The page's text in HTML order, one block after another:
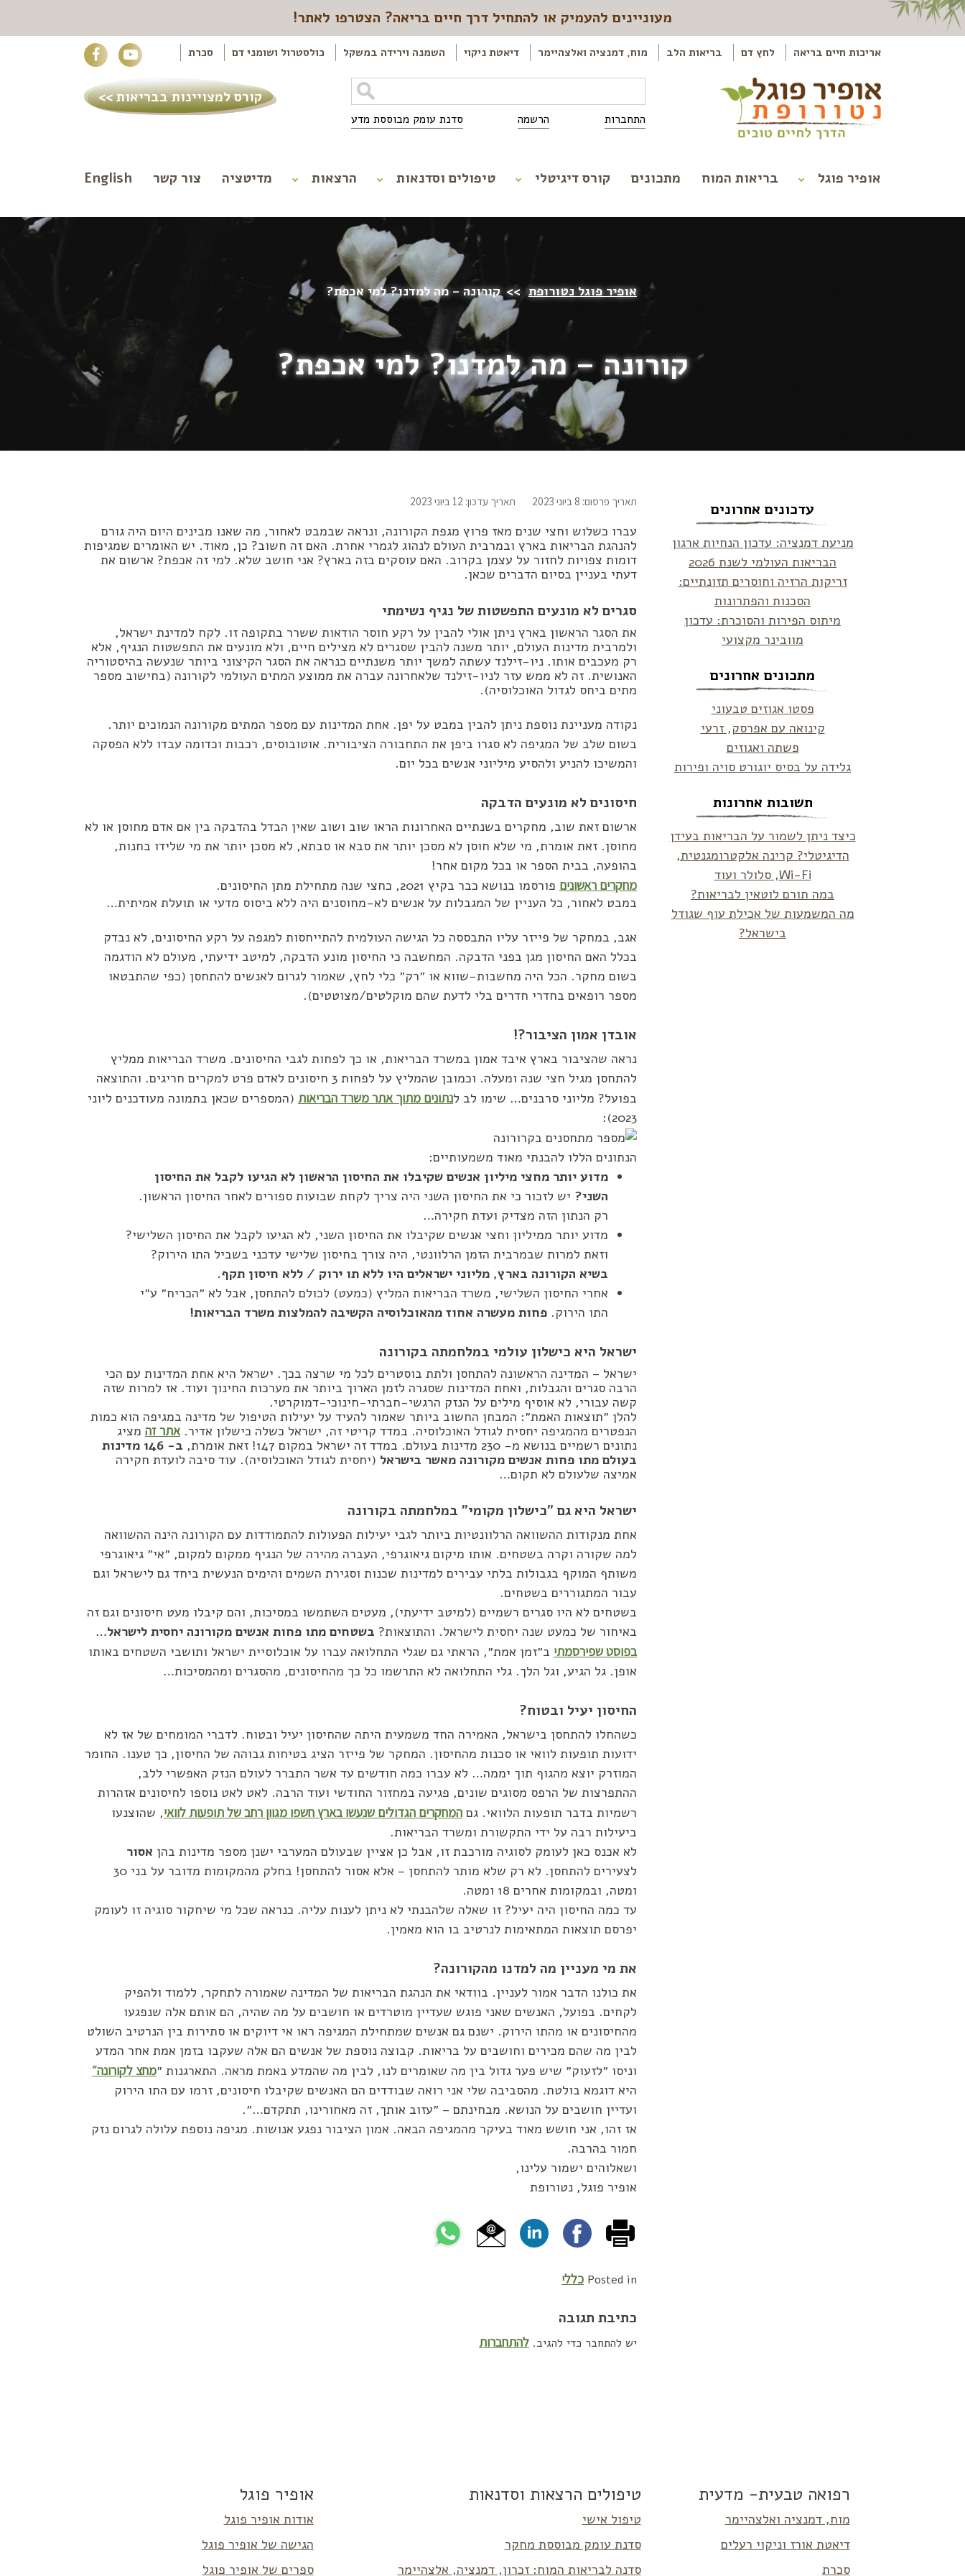
מעוניינים להעמיק או להתחיל דרך חיים בריאה? הצטרפו לאתר!
אריכות חיים בריאה לחץ דם בריאות הלב מוח, דמנציה ואלצהיימר דיאטת ניקוי השמנה וירידה במשקל כולסטרול ושומני דם סכרת
התחברות הרשמה סדנת עומק מבוססת מדע
קורס למצויינות בבריאות >>
אופיר פוגל בריאות המוח מתכונים קורס דיגיטלי טיפולים וסדנאות הרצאות מדיטציה צור קשר English
אופיר פוגל נטורופת >> קורונה – מה למדנו? למי אכפת?
קורונה – מה למדנו? למי אכפת?
תאריך פרסום: 8 ביוני 2023 תאריך עדכון: 12 ביוני 2023
עברו כשלוש וחצי שנים מאז פרוץ מגפת הקורונה, ונראה שבמבט לאחור, מה שאנו מבינים היום היה גורם
להנהגת הבריאות בארץ ובמרבית העולם לנהוג לגמרי אחרת. האם זה חשוב? כן, מאוד. יש האומרים שמגיפות
דומות צפויות לחזור על עצמן בקרוב. האם עוסקים בזה בארץ? אני חושב שלא. למי זה אכפת? ארשום את
דעתי בעניין בסיום הדברים שכאן.
סגרים לא מונעים התפשטות של נגיף נשימתי
את הסגר הראשון בארץ ניתן אולי להבין על רקע חוסר הודאות ששרר בתקופה זו. לקח למדינת ישראל,
ולמרבית מדינות העולם, יותר משנה להבין שסגרים לא מצילים חיים, ולא מונעים את התפשטות הנגיף, אלא
רק מעכבים אותו. ניו-זילנד עשתה למשך יותר משנתיים כנראה את הסגר הקיצוני ביותר שנעשה בהיסטוריה
האנושית. זה לא ממש עזר לניו-זילנד שלאחרונה עברה את ממוצע המתים העולמי לקורונה (בחישוב מספר
מתים ביחס לגדול האוכלוסיה).
נקודה מעניינת נוספת ניתן להבין במבט על יפן. אחת המדינות עם מספר המתים מקורונה הנמוכים יותר.
בשום שלב של המגיפה לא סגרו ביפן את התחבורה הציבורית. אוטובוסים, רכבות וכדומה עבדו ללא הפסקה
והמשיכו להניע ולהסיע מיליוני אנשים בכל יום.
חיסונים לא מונעים הדבקה
ארשום זאת שוב, מחקרים בשנתיים האחרונות הראו שוב ושוב שאין הבדל בהדבקה בין אם אדם מחוסן או לא
מחוסן. זאת אומרת, מי שלא חוסן לא מסכן יותר את סבא או סבתא, לא מסכן יותר את מי שלידו בחנות,
בהופעה, בבית הספר או בכל מקום אחר!
מחקרים ראשונים פורסמו בנושא כבר בקיץ 2021, כחצי שנה מתחילת מתן החיסונים.
במבט לאחור, כל העניין של המגבלות על אנשים לא-מחוסנים היה ללא ביסוס מדעי או תועלת אמיתית…
אגב, במחקר של פייזר עליו התבססה כל הגישה העולמית להתייחסות למגפה על רקע החיסונים, לא נבדק
בכלל האם החיסון מגן בפני הדבקה. המחשבה כי החיסון מונע הדבקה, למיטב ידיעתי, מעולם לא הודגמה
בשום מחקר. הכל היה מחשבות-שווא או ״רק״ כלי לחץ, שאמור לגרום לאנשים להתחסן (כפי שהתבטאו
מספר רופאים בחדרי חדרים בלי לדעת שהם מוקלטים/מצוטטים).
אובדן אמון הציבור?!
נראה שהציבור בארץ איבד אמון במשרד הבריאות, או כך לפחות לגבי החיסונים. משרד הבריאות ממליץ
להתחסן מגיל חצי שנה ומעלה. וכמובן שהמליץ על לפחות 3 חיסונים לאדם פרט למקרים חריגים. והתוצאה
בפועל? מליוני סרבנים… שימו לב לנתונים מתוך אתר משרד הבריאות (המספרים שכאן בתמונה מעודכנים ליוני
2023):
הנתונים הללו להבנתי מאוד משמעותיים:
מדוע יותר מחצי מיליון אנשים שקיבלו את החיסון הראשון לא הגיעו לקבל את החיסון
השני? יש לזכור כי את החיסון השני היה צריך לקחת שבועות ספורים לאחר החיסון הראשון.
רק הנתון הזה מצדיק ועדת חקירה…
מדוע יותר ממיליון וחצי אנשים שקיבלו את החיסון השני, לא הגיעו לקבל את החיסון השלישי?
וזאת למרות שבמרבית הזמן הרלוונטי, היה צורך בחיסון שלישי עדכני בשביל התו הירוק?
בשיא הקורונה בארץ, מליוני ישראלים היו ללא תו ירוק / ללא חיסון תקף.
אחרי החיסון השלישי, משרד הבריאות המליץ (כמעט) לכולם להתחסן, אבל לא ״הכריח״ ע״י
התו הירוק. פחות מעשרה אחוז מהאוכלוסיה הקשיבה להמלצות משרד הבריאות!
ישראל היא כישלון עולמי במלחמתה בקורונה
ישראל – המדינה הראשונה להתחסן ולתת בוסטרים לכל מי שרצה בכך. ישראל היא אחת המדינות עם הכי
הרבה סגרים והגבלות, ואחת המדינות שסגרה לזמן הארוך ביותר את מערכות החינוך ועוד. אז למרות שזה
קשה עבורי, לא אוסיף מילים על הנזק הרגשי-חברתי-חינוכי-דמוקרטי.
להלן ״תוצאות האמת״: המבחן החשוב ביותר שאמור להעיד על יעילות הטיפול של מדינה במגיפה הוא כמות
הנפטרים מהמגיפה יחסית לגודל האוכלוסיה. במדד קריטי זה, ישראל כשלה כישלון אדיר.אתר זה מציג
נתונים רשמיים בנושא מ- 230 מדינות בעולם. במדד זה ישראל במקום 147! זאת אומרת,
ב- 146 מדינות
בעולם מתו פחות אנשים מקורונה מאשר בישראל (יחסית לגודל האוכלוסיה). עוד סיבה לועדת חקירה
אמיצה שלעולם לא תקום…
ישראל היא גם ״כישלון מקומי״ במלחמתה בקורונה
אחת מנקודות ההשוואה הרלוונטיות ביותר לגבי יעילות הפעולות להתמודדות עם הקורונה הינה ההשוואה
למה שקורה וקרה בשטחים. אותו מיקום גיאוגרפי, העברה מהירה של הנגיף ממקום למקום, ״אי״ גיאוגרפי
משותף המוקף בגבולות בלתי עבירים למדינות שכנות וסגירת השמים והימים הנעשית ביחד גם לישראל וגם
עבור המתגוררים בשטחים.
בשטחים לא היו סגרים רשמיים (למיטב ידיעתי), מעטים השתמשו במסיכות, והם קיבלו מעט חיסונים וגם זה
באיחור של כמעט שנה יחסית לישראל. והתוצאות? בשטחים מתו פחות אנשים מקורונה יחסית לישראל…
בפוסט שפירסמתי ב״זמן אמת״, הראתי גם שגלי התחלואה עברו על אוכלוסיית ישראל ותושבי השטחים באותו
אופן. גל הגיע, וגל הלך. גלי התחלואה לא התרשמו כל כך מהחיסונים, מהסגרים ומהמסיכות…
החיסון יעיל ובטוח?
כשהחלו להתחסן בישראל, האמירה החד משמעית היתה שהחיסון יעיל ובטוח. לדברי המומחים של אז לא
ידועות תופעות לוואי או סכנות מהחיסון. המחקר של פייזר הציג בטיחות גבוהה של החיסון, כך טענו. החומר
המוזרק יוצא מהגוף תוך יממה… לא עברו כמה חודשים עד אשר התברר לעולם הנזק האפשרי ללב,
ההתפרצות של הרפס מסוגים שונים, פגיעה במחזור החודשי ועוד הרבה. לאט לאט נוספו לחיסונים אזהרות
רשמיות בדבר תופעות הלוואי. גם המחקרים הגדולים שנעשו בארץ חשפו מגוון רחב של תופעות לוואי, שהוצנעו
ביעילות רבה על ידי התקשורת ומשרד הבריאות.
לא אכנס כאן לעומק לסוגיה מורכבת זו, אבל כן אציין שבעולם המערבי ישנן מספר מדינות בהן אסור
לצעירים להתחסן. לא רק שלא מותר להתחסן – אלא אסור להתחסן! בחלק מהמקומות מדובר על בני 30
ומטה, ובמקומות אחרים 18 ומטה.
עד כמה החיסון היה יעיל? זו שאלה שלהבנתי לא ניתן לענות עליה. כנראה שכל מי שיחקור סוגיה זו לעומק
יפרסם תוצאות המתאימות לנרטיב בו הוא מאמין.
את מי מעניין מה למדנו מהקורונה?
את כולנו הדבר אמור לעניין. בוודאי את הנהגת הבריאות של המדינה שאמורה לתחקר, ללמוד ולהפיק
לקחים. בפועל, האנשים שאני פוגש שעדיין מוטרדים או חושבים על מה שהיה, הם אותם אלה שנפגעו
מהחיסונים או מהתו הירוק. ישנם גם אנשים שמתחילת המגיפה ראו אי דיוקים או סתירות בין הנרטיב השולט
לבין מה שהם מכירים וחושבים על בריאות. קבוצה נוספת של אנשים הם אלה שעקבו בזמן אמת אחר המדע
וניסו ״לזעוק״ שיש פער גדול בין מה שאומרים לנו, לבין מה שהמדע באמת מראה. התארגנות ״מחצ לקורונה״
היא דוגמא בולטת. מהסביבה שלי אני רואה שבודדים הם האנשים שקיבלו חיסונים, זרמו עם התו הירוק
ועדיין חושבים על הנושא. מבחינתם – ״עזוב אותך, זה מאחורינו, תתקדם…״.
אז זהו, אני חושש מאוד בעיקר מהמגיפה הבאה. אמון הציבור נפגע אנושות. מגיפה נוספת עלולה לגרום נזק
חמור בהרבה.
ושאלוהים ישמור עלינו,
אופיר פוגל, נטורופת
Posted in כללי
כתיבת תגובה
יש להתחבר כדי להגיב. להתחברות
עדכונים אחרונים
מניעת דמנציה: עדכון הנחיות ארגון
הבריאות העולמי לשנת 2026
זריקות הרזיה וחוסרים תזונתיים:
הסכנות והפתרונות
מיתוס הפירות והסוכרת: עדכון
מוובינר מקצועי
מתכונים אחרונים
פסטו אגוזים טבעוני
קינואה עם אפרסק, זרעי
פשתה ואגוזים
גלידה על בסיס יוגורט סויה ופירות
תשובות אחרונות
כיצד ניתן לשמור על הבריאות בעידן
הדיגיטלי? קרינה אלקטרומגנטית,
Wi-Fi, סלולר ועוד
במה תורם לוטאין לבריאות?
מה המשמעות של אכילת עוף שגודל
בישראל?
אופיר פוגל
אודות אופיר פוגל
הגישה של אופיר פוגל
ספרים של אופיר פוגל
טיפולים הרצאות וסדנאות
טיפול אישי
סדנת עומק מבוססת מחקר
סדנה לבריאות המוח: זכרון, דמנציה, אלצהיימר
רפואה טבעית- מדעית
מוח, דמנציה ואלצהיימר
דיאטת אורז וניקוי רעלים
סכרת